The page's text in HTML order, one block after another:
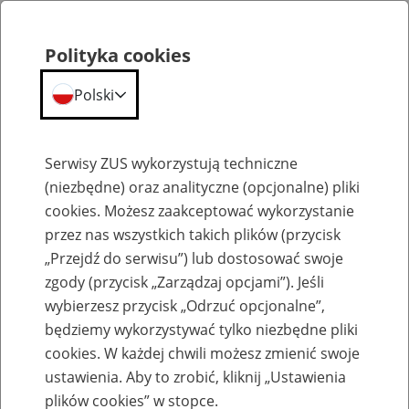
Komunikaty
Aplikacje Gabinetowe – przypomnienie
dla producentów o zmianach w usługach
Polityka cookies
Polski
Serwisy ZUS wykorzystują techniczne
(niezbędne) oraz analityczne (opcjonalne) pliki
cookies. Możesz zaakceptować wykorzystanie
przez nas wszystkich takich plików (przycisk
„Przejdź do serwisu”) lub dostosować swoje
zgody (przycisk „Zarządzaj opcjami”). Jeśli
wybierzesz przycisk „Odrzuć opcjonalne”,
będziemy wykorzystywać tylko niezbędne pliki
cookies. W każdej chwili możesz zmienić swoje
ustawienia. Aby to zrobić, kliknij „Ustawienia
plików cookies” w stopce.